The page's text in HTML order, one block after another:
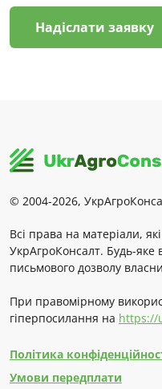
Надіслати заявку
© 2004-2026,
Всі права на матеріали,
УкрАгроКонсалт. Будь-яке
письмового дозволу
При правомірному
гіперпосилання на https://
Політика
Умови передплати